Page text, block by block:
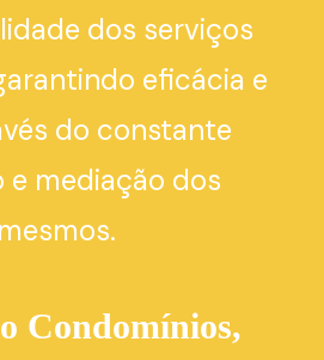
dos serviços
eficácia e
do constante
mediação dos
mesmos.
Condomínios,